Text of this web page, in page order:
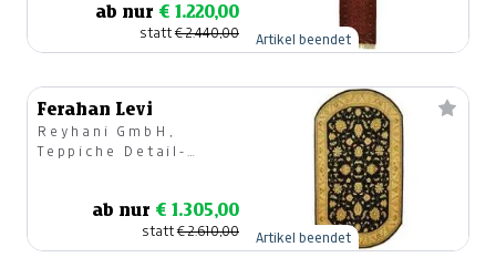
ab nur € 1.220,00
statt€ 2.440,00 Artikel beendet
Ferahan Levi
Reyhani GmbH,
Teppiche Detail-
ab nur € 1.305,00
statt€ 2.610,00 Artikel beendet